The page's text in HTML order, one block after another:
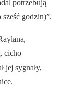
potrzebują
godzin)”.
cicho
jej sygnały,